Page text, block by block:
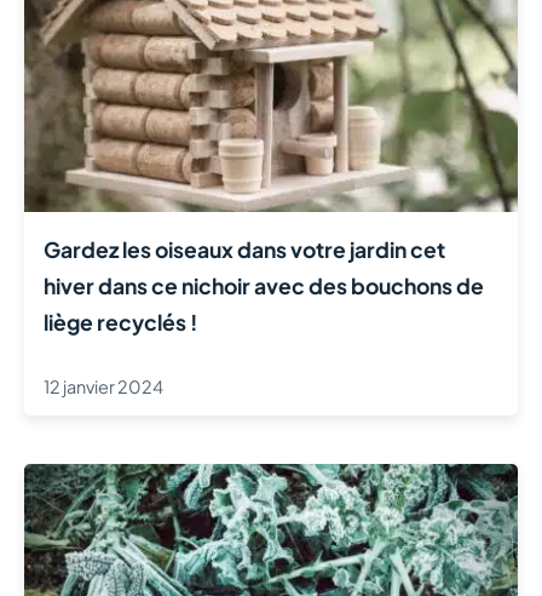
Gardez les oiseaux dans votre jardin cet
hiver dans ce nichoir avec des bouchons de
liège recyclés !
12 janvier 2024